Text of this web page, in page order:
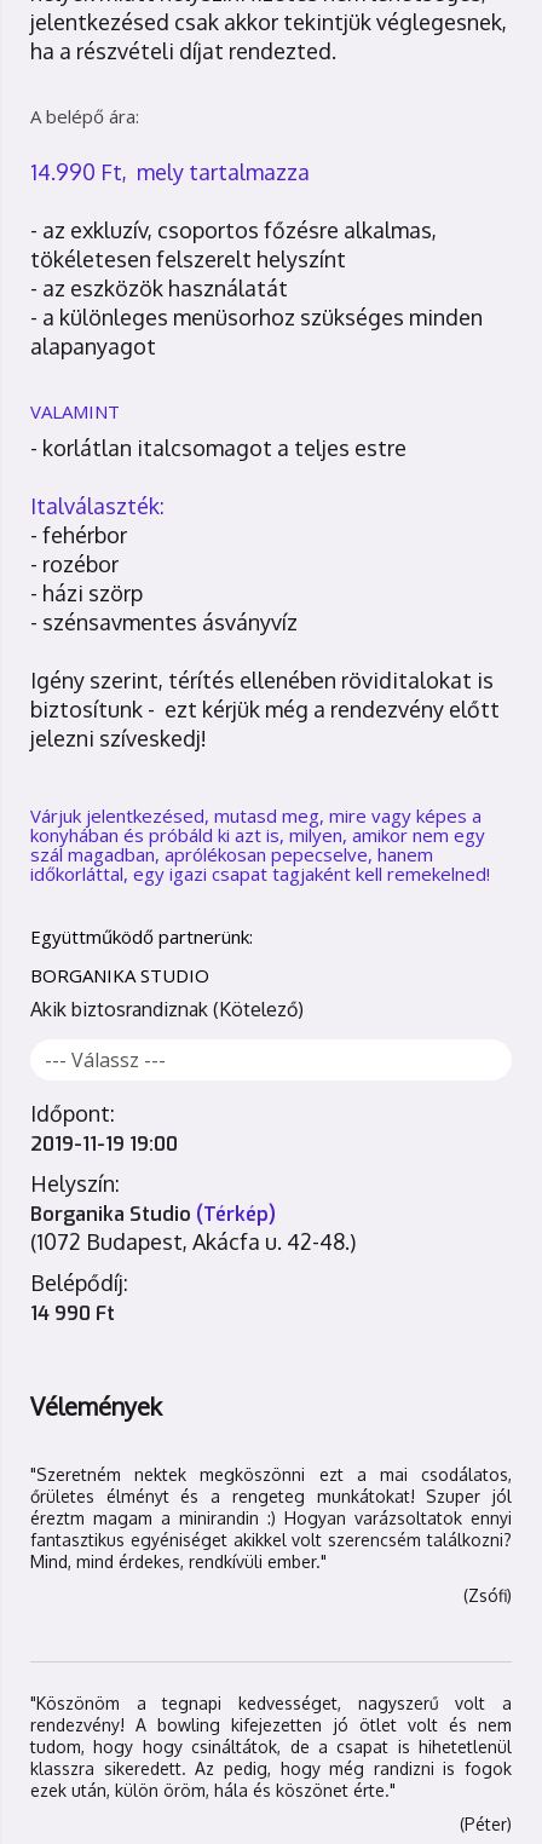
jelentkezésed csak akkor tekintjük véglegesnek,
ha a részvételi díjat rendezted.
A belépő ára:
14.990 Ft, mely tartalmazza
- az exkluzív, csoportos főzésre alkalmas,
tökéletesen felszerelt helyszínt
- az eszközök használatát
- a különleges menüsorhoz szükséges minden
alapanyagot
VALAMINT
- korlátlan italcsomagot a teljes estre
Italválaszték:
- fehérbor
- rozébor
- házi szörp
- szénsavmentes ásványvíz
Igény szerint, térítés ellenében röviditalokat is
biztosítunk - ezt kérjük még a rendezvény előtt
jelezni szíveskedj!
Várjuk jelentkezésed, mutasd meg, mire vagy képes a
konyhában és próbáld ki azt is, milyen, amikor nem egy
szál magadban, aprólékosan pepecselve, hanem
időkorláttal, egy igazi csapat tagjaként kell remekelned!
Együttműködő partnerünk:
BORGANIKA STUDIO
Akik biztosrandiznak
Időpont:
2019-11-19 19:00
Helyszín:
Borganika Studio (Térkép)
(1072 Budapest, Akácfa u. 42-48.)
Belépődíj:
14 990 Ft
Vélemények
"Szeretném nektek megköszönni ezt a mai csodálatos,
őrületes élményt és a rengeteg munkátokat! Szuper jól
éreztm magam a minirandin :) Hogyan varázsoltatok ennyi
fantasztikus egyéniséget akikkel volt szerencsém találkozni?
Mind, mind érdekes, rendkívüli ember."
(Zsófi)
"Köszönöm a tegnapi kedvességet, nagyszerű volt a
rendezvény! A bowling kifejezetten jó ötlet volt és nem
tudom, hogy hogy csináltátok, de a csapat is hihetetlenül
klasszra sikeredett. Az pedig, hogy még randizni is fogok
ezek után, külön öröm, hála és köszönet érte."
(Péter)